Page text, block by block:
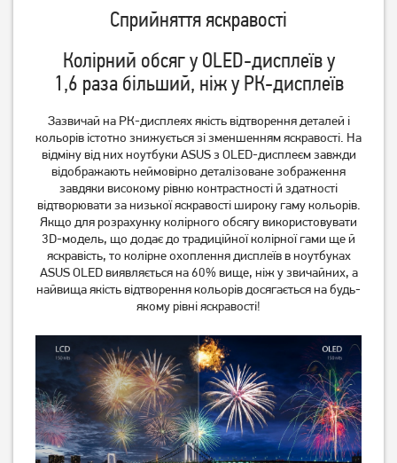
Сприйняття яскравості
Колірний обсяг у OLED-дисплеїв у
1,6 раза більший, ніж у РК-дисплеїв
Зазвичай на РК-дисплеях якість відтворення деталей і
кольорів істотно знижується зі зменшенням яскравості. На
відміну від них ноутбуки ASUS з OLED-дисплеєм завжди
відображають неймовірно деталізоване зображення
завдяки високому рівню контрастності й здатності
відтворювати за низької яскравості широку гаму кольорів.
Якщо для розрахунку колірного обсягу використовувати
3D-модель, що додає до традиційної колірної гами ще й
яскравість, то колірне охоплення дисплеїв в ноутбуках
ASUS OLED виявляється на 60% вище, ніж у звичайних, а
найвища якість відтворення кольорів досягається на будь-
якому рівні яскравості!